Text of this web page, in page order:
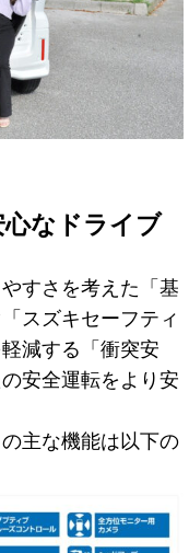
心なドライブ
すさを考えた「基
スズキセーフティ
減する「衝突安
安全運転をより安
主な機能は以下の